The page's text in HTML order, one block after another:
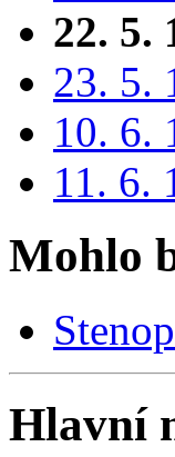
22. 5.
23. 5.
10. 6.
11. 6.
Mohlo
Hlavní